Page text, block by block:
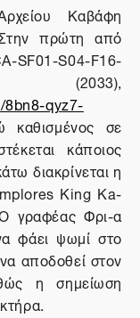
Καβάφη
Στην πρώτη από
SF01-S04-F16-
qyz7-
καθισμένος σε
κάποιος
διακρίνεται η
King Ka-
γραφέας Φρι-α
φάει ψωμί στο
αποδοθεί στον
η σημείωση